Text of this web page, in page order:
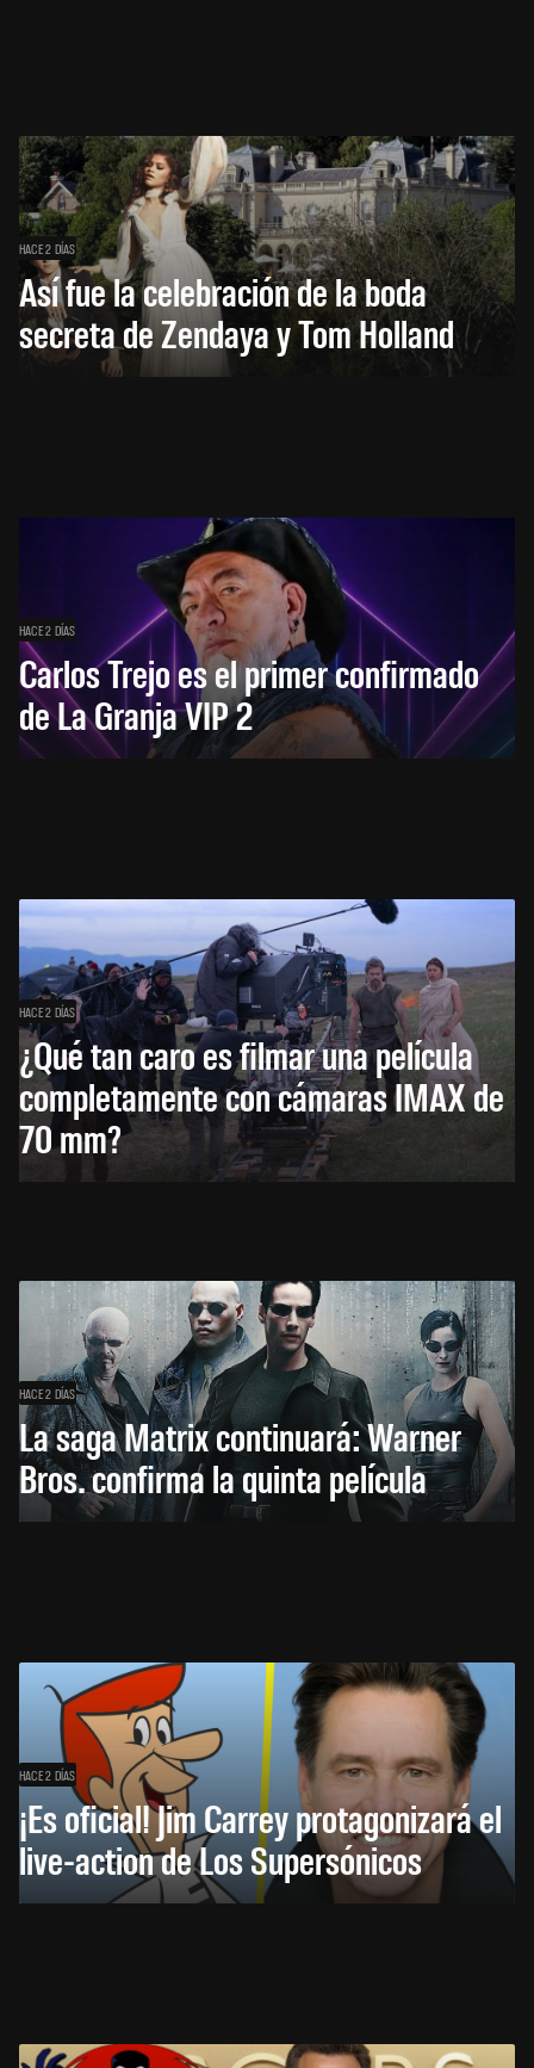
HACE 2 DÍAS
Así fue la celebración de la boda
secreta de Zendaya y Tom Holland
HACE 2 DÍAS
Carlos Trejo es el primer confirmado
de La Granja VIP 2
HACE 2 DÍAS
¿Qué tan caro es filmar una película
completamente con cámaras IMAX de
70 mm?
HACE 2 DÍAS
La saga Matrix continuará: Warner
Bros. confirma la quinta película
HACE 2 DÍAS
¡Es oficial! Jim Carrey protagonizará el
live-action de Los Supersónicos